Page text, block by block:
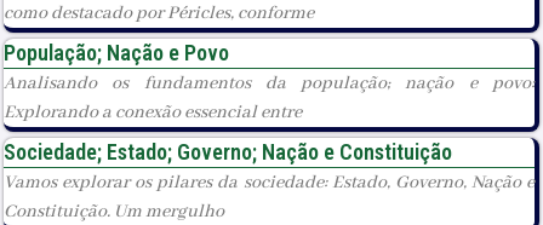
como destacado por Péricles, conforme
População; Nação e Povo
Analisando os fundamentos da população; nação e povo:
Explorando a conexão essencial entre
Sociedade; Estado; Governo; Nação e Constituição
Vamos explorar os pilares da sociedade: Estado, Governo, Nação e
Constituição. Um mergulho